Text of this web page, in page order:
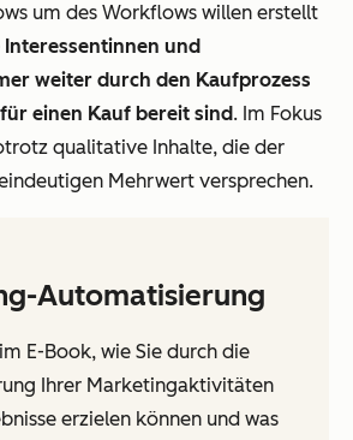
um des Workflows willen erstellt
Interessentinnen und
weiter durch den Kaufprozess
einen Kauf bereit sind. Im Fokus
qualitative Inhalte, die der
Mehrwert versprechen.
Automatisierung
E-Book, wie Sie durch die
Ihrer Marketingaktivitäten
erzielen können und was